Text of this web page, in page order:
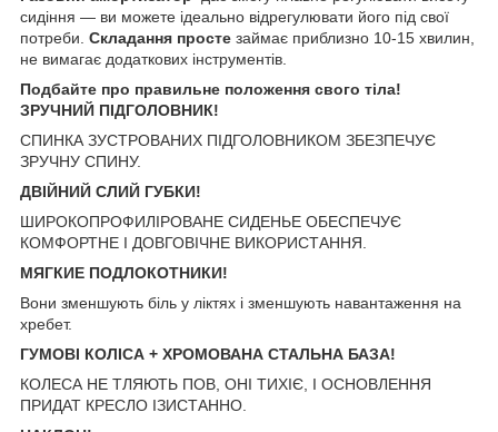
сидіння — ви можете ідеально відрегулювати його під свої
потреби. Складання просте займає приблизно 10-15 хвилин,
не вимагає додаткових інструментів.
Подбайте про правильне положення свого тіла!
ЗРУЧНИЙ ПІДГОЛОВНИК!
СПИНКА ЗУСТРОВАНИХ ПІДГОЛОВНИКОМ ЗБЕЗПЕЧУЄ
ЗРУЧНУ СПИНУ.
ДВІЙНИЙ СЛИЙ ГУБКИ!
ШИРОКОПРОФИЛІРОВАНЕ СИДЕНЬЕ ОБЕСПЕЧУЄ
КОМФОРТНЕ І ДОВГОВІЧНЕ ВИКОРИСТАННЯ.
МЯГКИЕ ПОДЛОКОТНИКИ!
Вони зменшують біль у ліктях і зменшують навантаження на
хребет.
ГУМОВІ КОЛІСА + ХРОМОВАНА СТАЛЬНА БАЗА!
КОЛЕСА НЕ ТЛЯЮТЬ ПОВ, ОНІ ТИХІЄ, І ОСНОВЛЕННЯ
ПРИДАТ КРЕСЛО ІЗИСТАННО.